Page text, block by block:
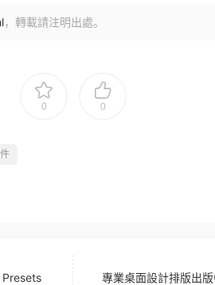
，轉載請注明出處。
0 0
Presets
專業桌面設計排版出